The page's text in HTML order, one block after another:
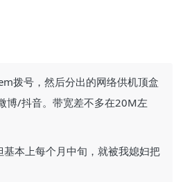
拨号，然后分出的网络供机顶盒
博/抖音。带宽差不多在20M左
本上每个月中旬，就被我媳妇把